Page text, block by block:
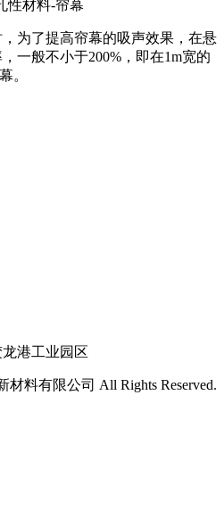
为了提高帘幕的吸声效果，在悬
一般不小于200%，即在1m宽的
。
港工业园区
材料有限公司 All Rights Reserved.